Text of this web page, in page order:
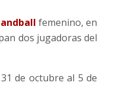
femenino, en
dos jugadoras del
de octubre al 5 de